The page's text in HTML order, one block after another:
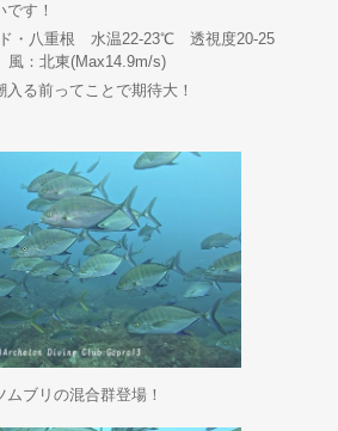
す！
・八重根 水温22-23℃ 透視度20-25
：北東(Max14.9m/s)
入る前ってことで期待大！
ブリの混合群登場！